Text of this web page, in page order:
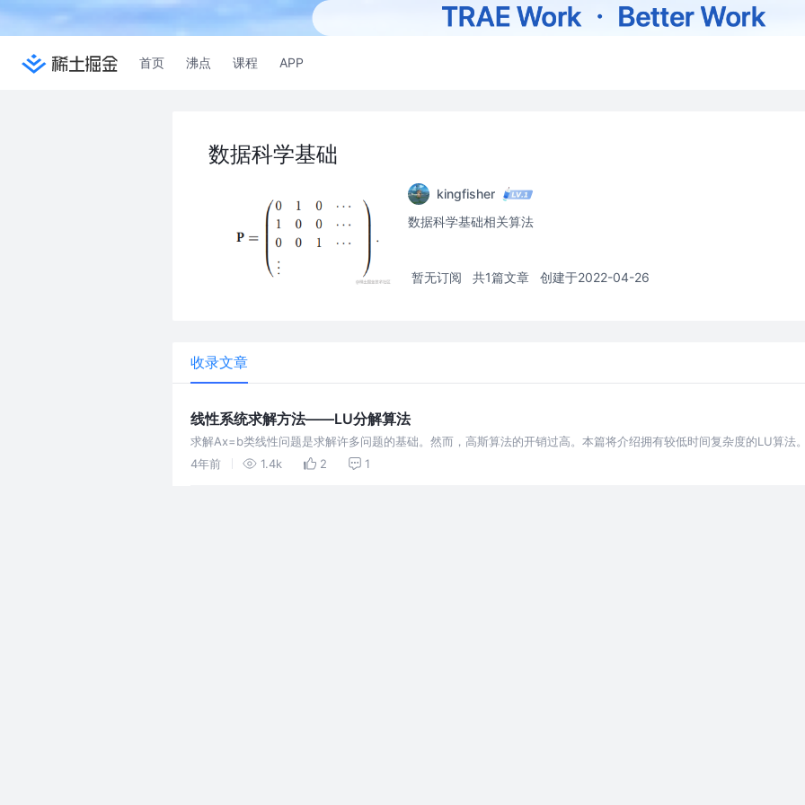
首页 沸点 课程 APP
数据科学基础
kingfisher
数据科学基础相关算法
暂无订阅 共1篇文章 创建于2022-04-26
收录文章
线性系统求解方法——LU分解算法
求解Ax=b类线性问题是求解许多问题的基础。然而，高斯算法的开销过高。本篇将介绍拥有较低时间复杂度的LU算法
4年前
1.4k 2 1